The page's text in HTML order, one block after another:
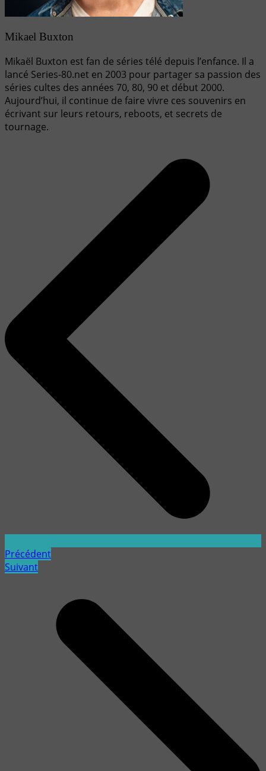
Mikael Buxton
Mikaël Buxton est fan de séries télé depuis l’enfance. Il a
lancé Series-80.net en 2003 pour partager sa passion des
séries cultes des années 70, 80, 90 et début 2000.
Aujourd’hui, il continue de faire vivre ces souvenirs en
écrivant sur leurs retours, reboots, et secrets de
tournage.
Précédent
Suivant